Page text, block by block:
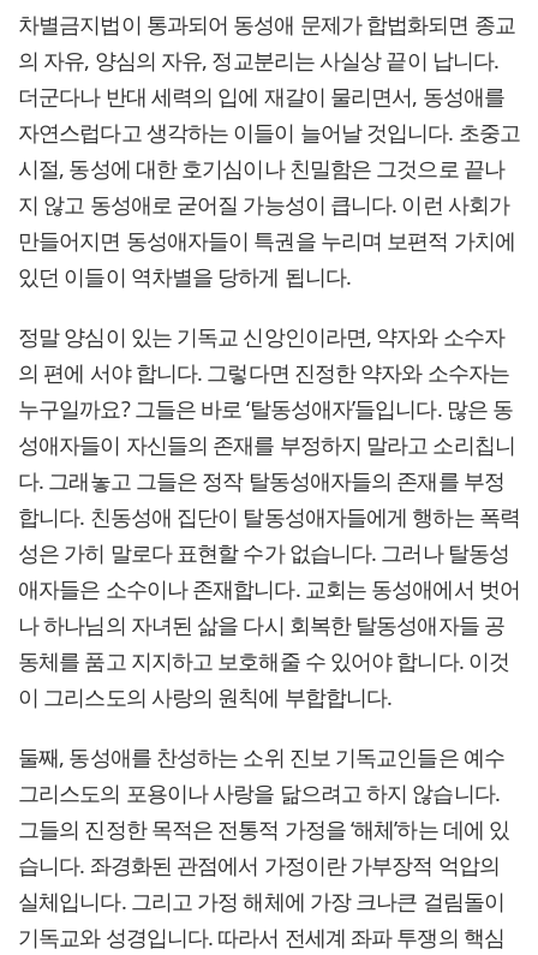
차별금지법이 통과되어 동성애 문제가 합법화되면 종교
의 자유, 양심의 자유, 정교분리는 사실상 끝이 납니다.
더군다나 반대 세력의 입에 재갈이 물리면서, 동성애를
자연스럽다고 생각하는 이들이 늘어날 것입니다. 초중고
시절, 동성에 대한 호기심이나 친밀함은 그것으로 끝나
지 않고 동성애로 굳어질 가능성이 큽니다. 이런 사회가
만들어지면 동성애자들이 특권을 누리며 보편적 가치에
있던 이들이 역차별을 당하게 됩니다.
정말 양심이 있는 기독교 신앙인이라면, 약자와 소수자
의 편에 서야 합니다. 그렇다면 진정한 약자와 소수자는
누구일까요? 그들은 바로 ‘탈동성애자’들입니다. 많은 동
성애자들이 자신들의 존재를 부정하지 말라고 소리칩니
다. 그래놓고 그들은 정작 탈동성애자들의 존재를 부정
합니다. 친동성애 집단이 탈동성애자들에게 행하는 폭력
성은 가히 말로다 표현할 수가 없습니다. 그러나 탈동성
애자들은 소수이나 존재합니다. 교회는 동성애에서 벗어
나 하나님의 자녀된 삶을 다시 회복한 탈동성애자들 공
동체를 품고 지지하고 보호해줄 수 있어야 합니다. 이것
이 그리스도의 사랑의 원칙에 부합합니다.
둘째, 동성애를 찬성하는 소위 진보 기독교인들은 예수
그리스도의 포용이나 사랑을 닮으려고 하지 않습니다.
그들의 진정한 목적은 전통적 가정을 ‘해체’하는 데에 있
습니다. 좌경화된 관점에서 가정이란 가부장적 억압의
실체입니다. 그리고 가정 해체에 가장 크나큰 걸림돌이
기독교와 성경입니다. 따라서 전세계 좌파 투쟁의 핵심